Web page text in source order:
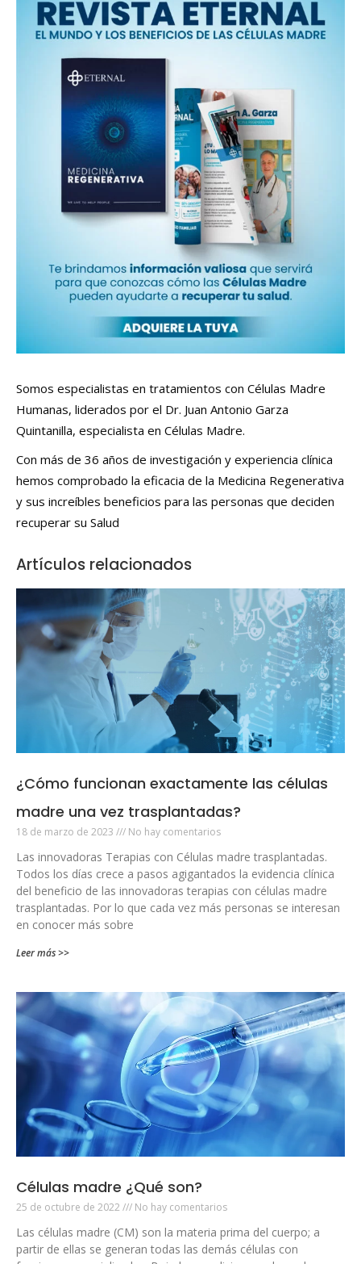
Somos especialistas en tratamientos con Células Madre
Humanas, liderados por el Dr. Juan Antonio Garza
Quintanilla, especialista en Células Madre.
Con más de 36 años de investigación y experiencia clínica
hemos comprobado la eficacia de la Medicina Regenerativa
y sus increíbles beneficios para las personas que deciden
recuperar su Salud
Artículos relacionados
¿Cómo funcionan exactamente las células
madre una vez trasplantadas?
18 de marzo de 2023 No hay comentarios
Las innovadoras Terapias con Células madre trasplantadas.
Todos los días crece a pasos agigantados la evidencia clínica
del beneficio de las innovadoras terapias con células madre
trasplantadas. Por lo que cada vez más personas se interesan
en conocer más sobre
Leer más >>
Células madre ¿Qué son?
25 de octubre de 2022 No hay comentarios
Las células madre (CM) son la materia prima del cuerpo; a
partir de ellas se generan todas las demás células con